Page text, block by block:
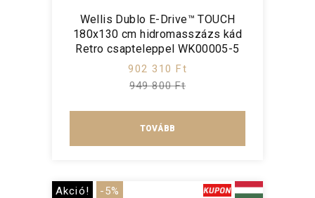
Wellis Dublo E-Drive™ TOUCH
180x130 cm hidromasszázs kád
Retro csapteleppel WK00005-5
902 310 Ft
949 800 Ft
TOVÁBB
Akció! -5%